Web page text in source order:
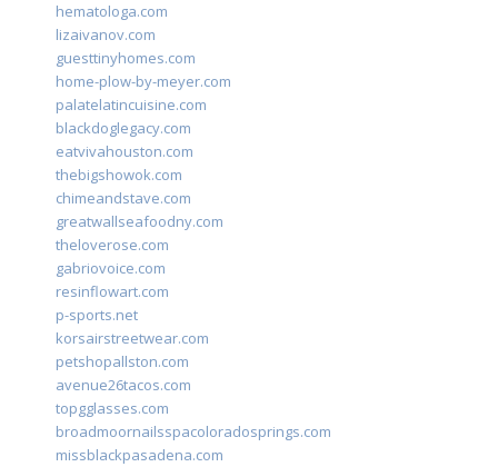
hematologa.com
lizaivanov.com
guesttinyhomes.com
home-plow-by-meyer.com
palatelatincuisine.com
blackdoglegacy.com
eatvivahouston.com
thebigshowok.com
chimeandstave.com
greatwallseafoodny.com
theloverose.com
gabriovoice.com
resinflowart.com
p-sports.net
korsairstreetwear.com
petshopallston.com
avenue26tacos.com
topgglasses.com
broadmoornailsspacoloradosprings.com
missblackpasadena.com